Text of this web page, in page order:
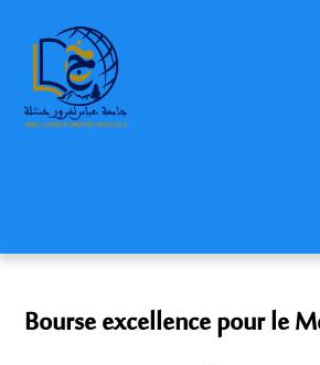
Bourse excellence pour le